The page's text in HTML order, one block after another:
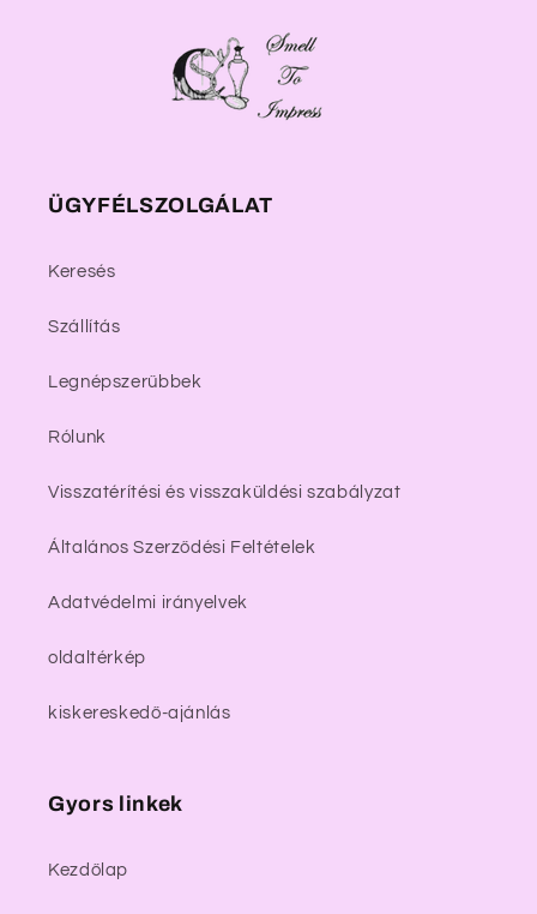
ÜGYFÉLSZOLGÁLAT
Keresés
Szállítás
Legnépszerűbbek
Rólunk
Visszatérítési és visszaküldési szabályzat
Általános Szerződési Feltételek
Adatvédelmi irányelvek
oldaltérkép
kiskereskedő-ajánlás
Gyors linkek
Kezdőlap